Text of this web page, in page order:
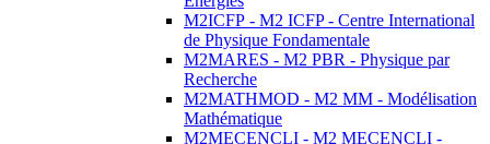
M2ICFP - M2 ICFP - Centre International
de Physique Fondamentale
M2MARES - M2 PBR - Physique par
Recherche
M2MATHMOD - M2 MM - Modélisation
Mathématique
M2MECENCLI - M2 MECENCLI -